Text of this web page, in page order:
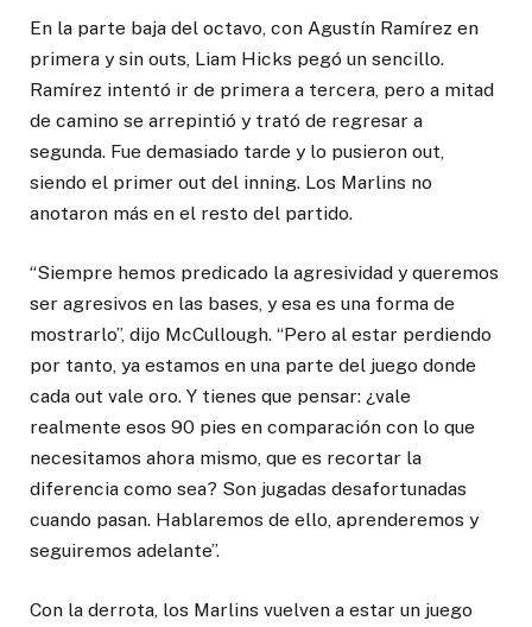
En la parte baja del octavo, con Agustín Ramírez en
primera y sin outs, Liam Hicks pegó un sencillo.
Ramírez intentó ir de primera a tercera, pero a mitad
de camino se arrepintió y trató de regresar a
segunda. Fue demasiado tarde y lo pusieron out,
siendo el primer out del inning. Los Marlins no
anotaron más en el resto del partido.
“Siempre hemos predicado la agresividad y queremos
ser agresivos en las bases, y esa es una forma de
mostrarlo”, dijo McCullough. “Pero al estar perdiendo
por tanto, ya estamos en una parte del juego donde
cada out vale oro. Y tienes que pensar: ¿vale
realmente esos 90 pies en comparación con lo que
necesitamos ahora mismo, que es recortar la
diferencia como sea? Son jugadas desafortunadas
cuando pasan. Hablaremos de ello, aprenderemos y
seguiremos adelante”.
Con la derrota, los Marlins vuelven a estar un juego